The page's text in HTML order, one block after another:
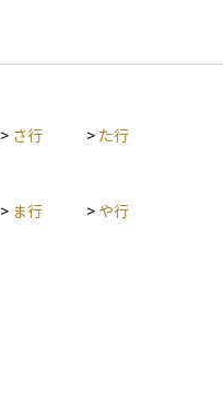
> さ行 > た行
> ま行 > や行